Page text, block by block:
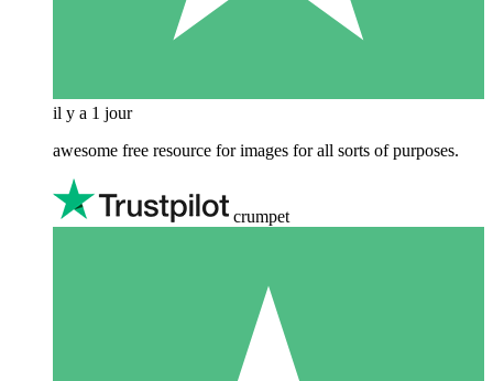
il y a 1 jour
awesome free resource for images for all sorts of purposes.
crumpet